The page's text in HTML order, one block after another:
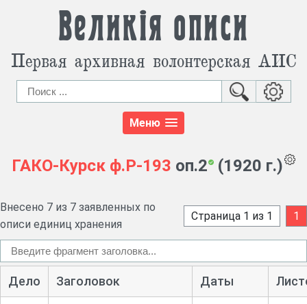
Великія описи
Первая архивная волонтерская АИС
Меню
ГАКО-Курск ф.Р-193 оп.2 (1920 г.)
Внесено 7 из 7 заявленных по
описи единиц хранения
Страница 1 из 1 1
Дело Заголовок Даты